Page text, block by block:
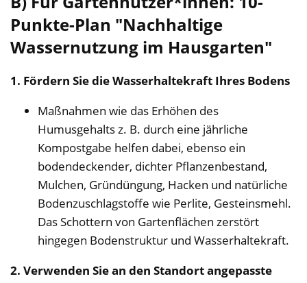
Punkte-Plan "Nachhaltige
Wassernutzung im Hausgarten"
1. Fördern Sie die Wasserhaltekraft Ihres Bodens
Maßnahmen wie das Erhöhen des
Humusgehalts z. B. durch eine jährliche
Kompostgabe helfen dabei, ebenso ein
bodendeckender, dichter Pflanzenbestand,
Mulchen, Gründüngung, Hacken und natürliche
Bodenzuschlagstoffe wie Perlite, Gesteinsmehl.
Das Schottern von Gartenflächen zerstört
hingegen Bodenstruktur und Wasserhaltekraft.
2. Verwenden Sie an den Standort angepasste